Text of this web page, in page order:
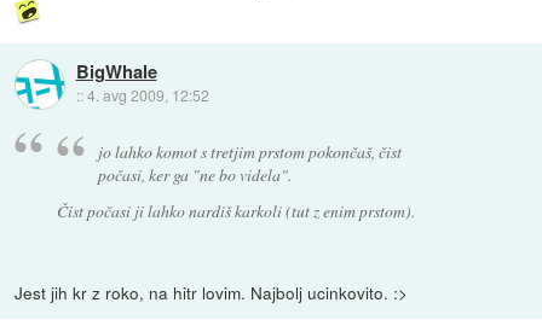
BigWhale
::4. avg 2009, 12:52
jo lahko komot s tretjim prstom pokončaš, čist
počasi, ker ga "ne bo videla".
Čist počasi ji lahko nardiš karkoli (tut z enim prstom).
Jest jih kr z roko, na hitr lovim. Najbolj ucinkovito. :>